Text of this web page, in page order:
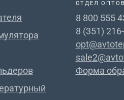
ОТДЕЛ
8 800 555
8 (351)
Форма